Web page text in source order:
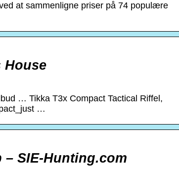
at sammenligne priser på 74 populære
House
… Tikka T3x Compact Tactical Riffel,
…
SIE-Hunting.com